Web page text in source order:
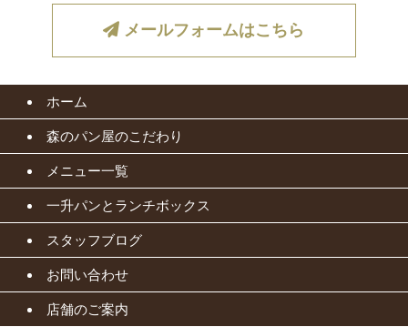
メールフォームはこちら
ホーム
森のパン屋のこだわり
メニュー一覧
一升パンとランチボックス
スタッフブログ
お問い合わせ
店舗のご案内